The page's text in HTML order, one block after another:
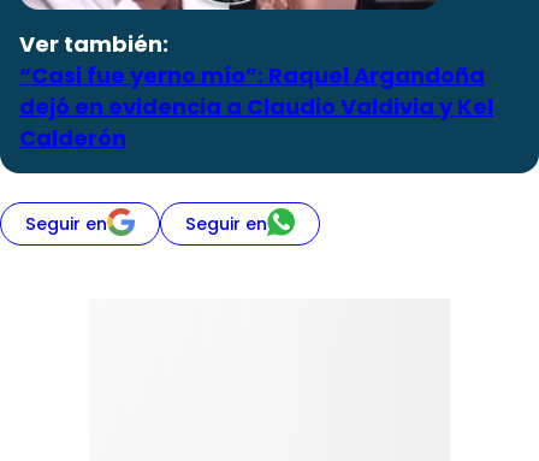
Ver también:
“Casi fue yerno mío”: Raquel Argandoña
dejó en evidencia a Claudio Valdivia y Kel
Calderón
Seguir en Seguir en